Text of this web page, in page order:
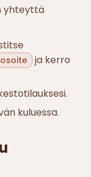
yhteyttä
ja kerro
kuluessa.